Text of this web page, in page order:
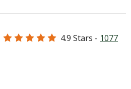
4.9 Stars - 1077